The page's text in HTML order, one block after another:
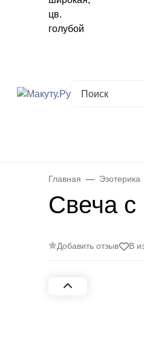
Главная Эзотерика
Свеча с
Добавить отзыв В